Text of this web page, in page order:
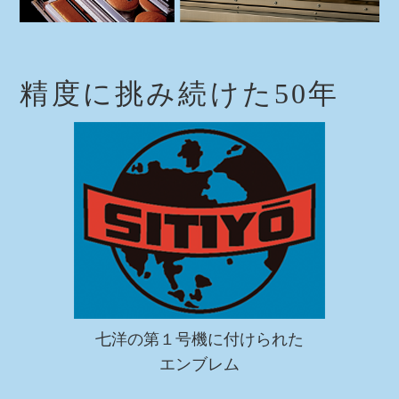
精度に挑み続けた50年
七洋の第１号機に付けられた
エンブレム